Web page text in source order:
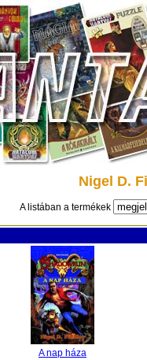
Nigel D.
A listában a termékek
A nap háza